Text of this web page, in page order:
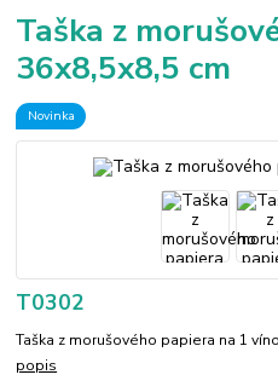
Taška z
36x8,5x8,5 cm
Novinka
T0302
Taška z morušového papiera na 1
popis